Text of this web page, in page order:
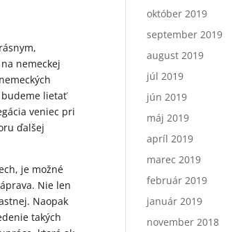
nemeckej
budeme lietať
veniec pri
ďalšej
je možné
Nie len
Naopak
takých
október 2019
september 2019
august 2019
júl 2019
jún 2019
máj 2019
apríl 2019
marec 2019
február 2019
január 2019
november 2018